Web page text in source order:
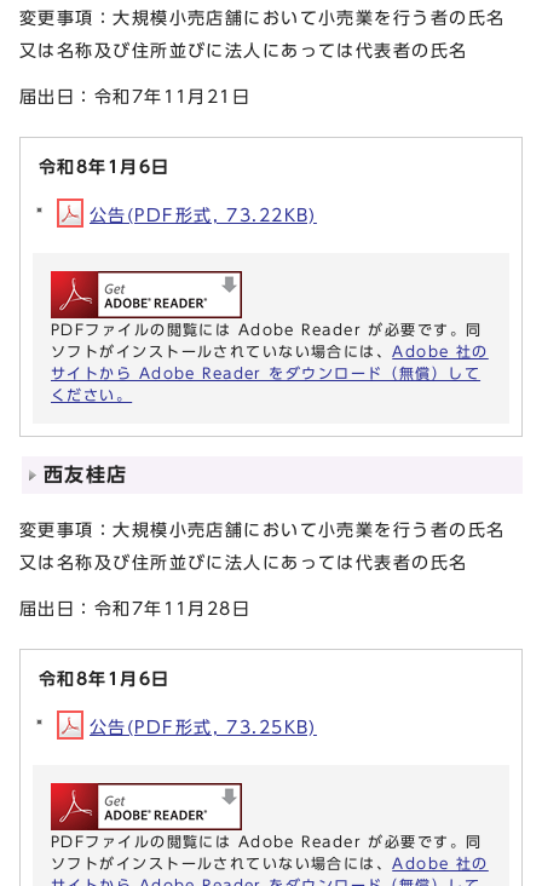
変更事項：大規模小売店舗において小売業を行う者の氏名
又は名称及び住所並びに法人にあっては代表者の氏名
届出日：令和7年11月21日
令和8年1月6日
公告(PDF形式, 73.22KB)
PDFファイルの閲覧には Adobe Reader が必要です。同
ソフトがインストールされていない場合には、 Adobe 社の
サイトから Adobe Reader をダウンロード（無償）して
ください。
西友桂店
変更事項：大規模小売店舗において小売業を行う者の氏名
又は名称及び住所並びに法人にあっては代表者の氏名
届出日：令和7年11月28日
令和8年1月6日
公告(PDF形式, 73.25KB)
PDFファイルの閲覧には Adobe Reader が必要です。同
ソフトがインストールされていない場合には、 Adobe 社の